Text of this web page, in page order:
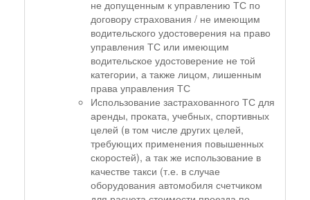
не допущенным к управлению ТС по
договору страхования / не имеющим
водительского удостоверения на право
управления ТС или имеющим
водительское удостоверение не той
категории, а также лицом, лишенным
права управления ТС
Использование застрахованного ТС для
аренды, проката, учебных, спортивных
целей (в том числе других целей,
требующих применения повышенных
скоростей), а так же использование в
качестве такси (т.е. в случае
оборудования автомобиля счетчиком